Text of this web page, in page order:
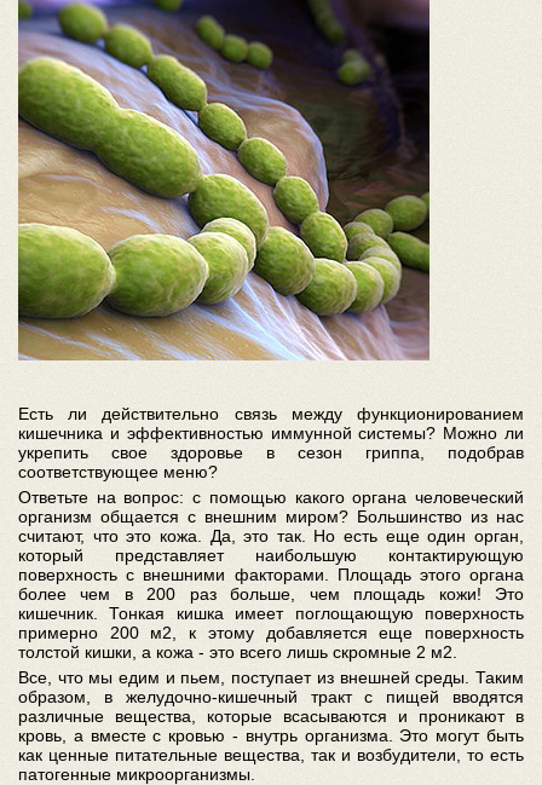
Есть ли действительно связь между функционированием
кишечника и эффективностью иммунной системы? Можно ли
укрепить свое здоровье в сезон гриппа, подобрав
соответствующее меню?
Ответьте на вопрос: с помощью какого органа человеческий
организм общается с внешним миром? Большинство из нас
считают, что это кожа. Да, это так. Но есть еще один орган,
который представляет наибольшую контактирующую
поверхность с внешними факторами. Площадь этого органа
более чем в 200 раз больше, чем площадь кожи! Это
кишечник. Тонкая кишка имеет поглощающую поверхность
примерно 200 м2, к этому добавляется еще поверхность
толстой кишки, а кожа - это всего лишь скромные 2 м2.
Все, что мы едим и пьем, поступает из внешней среды. Таким
образом, в желудочно-кишечный тракт с пищей вводятся
различные вещества, которые всасываются и проникают в
кровь, а вместе с кровью - внутрь организма. Это могут быть
как ценные питательные вещества, так и возбудители, то есть
патогенные микроорганизмы.